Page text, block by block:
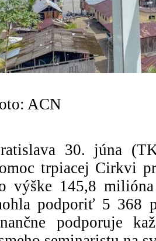
ACN
30. júna
trpiacej Cirkvi
výške 145,8
podporiť 5 368
podporuje